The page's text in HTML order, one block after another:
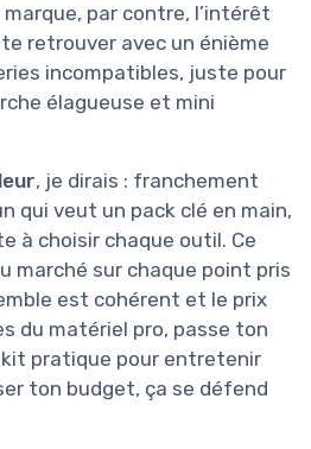
par contre, l’intérêt
retrouver avec un énième
incompatibles, juste pour
élagueuse et mini
, je dirais : franchement
qui veut un pack clé en main,
à choisir chaque outil. Ce
marché sur chaque point pris
est cohérent et le prix
du matériel pro, passe ton
kit pratique pour entretenir
ton budget, ça se défend